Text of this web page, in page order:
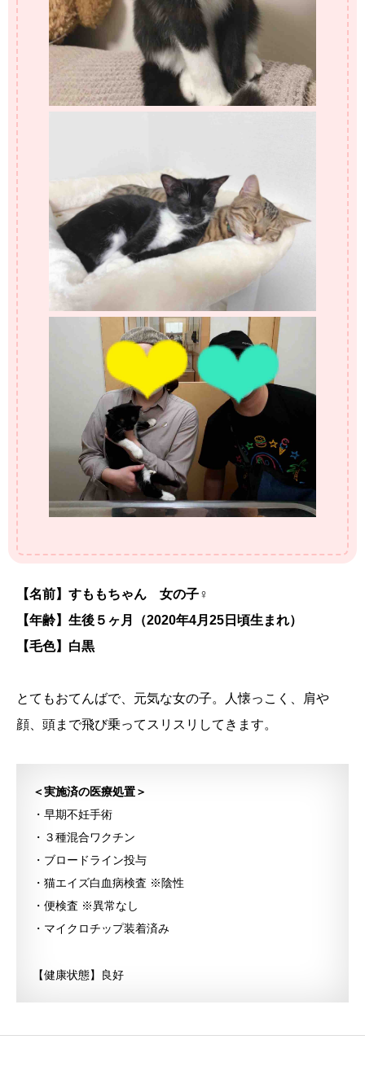
【名前】すももちゃん 女の子♀
【年齢】生後５ヶ月（2020年4月25日頃生まれ）
【毛色】白黒
とてもおてんばで、元気な女の子。人懐っこく、肩や
顔、頭まで飛び乗ってスリスリしてきます。
＜実施済の医療処置＞
・早期不妊手術
・３種混合ワクチン
・ブロードライン投与
・猫エイズ白血病検査 ※陰性
・便検査 ※異常なし
・マイクロチップ装着済み
【健康状態】良好